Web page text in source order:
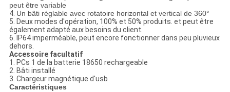
peut être variable
4. Un bâti réglable avec rotatoire horizontal et vertical de 360°
5. Deux modes d'opération, 100% et 50% produits. et peut être
également adapté aux besoins du client.
6. IP64 imperméable, peut encore fonctionner dans peu pluvieux
dehors.
Accessoire facultatif
1. PCs 1 de la batterie 18650 rechargeable
2. Bâti installé
3. Chargeur magnétique d'usb
Caractéristiques